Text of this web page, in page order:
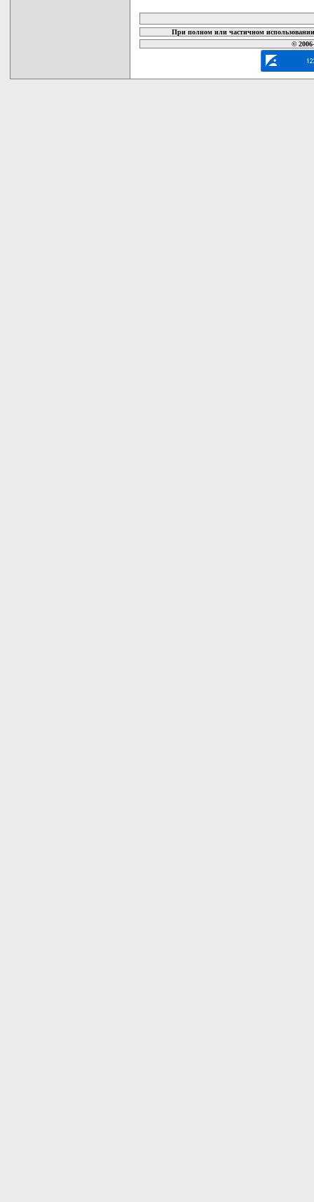
При полном или частичном
©